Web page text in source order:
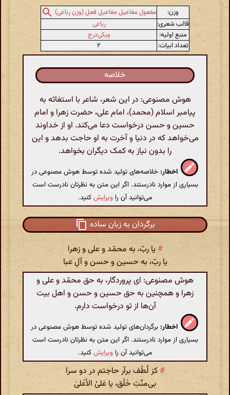
وزن:
مفعول مفاعیل مفاعیل فعل (وزن رباعی)
قالب شعری:
رباعی
منبع اولیه:
ویکی‌درج
تعداد ابیات:
۲
خلاصه
هوش مصنوعی: در این شعر، شاعر با استغاثه به
پیامبر اسلام (محمد)، امام علی، حضرت زهرا و امام
حسین و حسن درخواست دعا می‌کند. او از خداوند
می‌خواهد که در دنیا و آخرت به او حاجت بدهد و این
را بدون نیاز به کمک دیگران بخواهد.
اخطار: خلاصه‌های تولید شده توسط هوش مصنوعی در
بسیاری از موارد نادرستند. اگر این متن به نظرتان نادرست است
می‌توانید آن را ویرایشکنید.
برگردان به زبان ساده
#یا ربّ، به محمّد و علی و زهرا
یا ربّ، به حسین و حسن و آلِ عبا
هوش مصنوعی: ای پروردگار، به حق محمّد و علی و
زهرا و همچنین به حق حسین و حسن و اهل بیت
آن‌ها از تو درخواست دارم.
اخطار: برگردان‌های تولید شده توسط هوش مصنوعی در
بسیاری از موارد نادرستند. اگر این متن به نظرتان نادرست است
می‌توانید آن را ویرایشکنید.
# کز لُطْف برآر حاجتم در دو سرا
بی‌منّتِ خَلْق، یا عَلیُ‌ الأعْلیٰ